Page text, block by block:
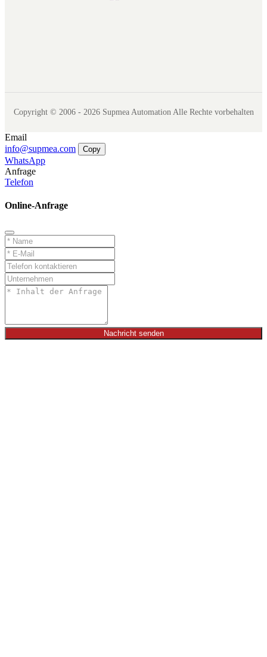
Copyright © 2006 - 2026 Supmea Automation Alle Rechte vorbehalten
Email
info@supmea.com
Copy
WhatsApp
Anfrage
Telefon
Online-Anfrage
Nachricht senden